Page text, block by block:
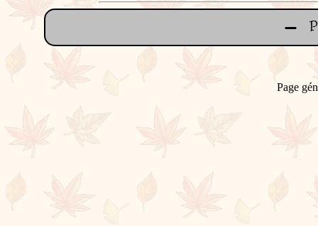
Page